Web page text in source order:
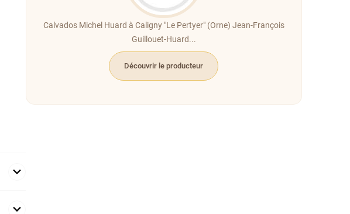
Calvados Michel Huard à Caligny "Le Pertyer" (Orne) Jean-François
Guillouet-Huard...
Découvrir le producteur